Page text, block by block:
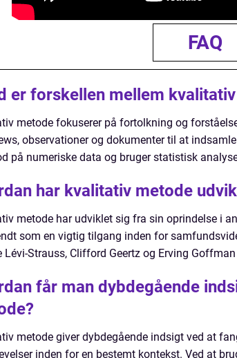
FAQ
er forskellen mellem
metode fokuserer på fortolkning og
observationer og dokumenter til at
på numeriske data og bruger statistisk
har kvalitativ metode
metode har udviklet sig fra sin oprindelse i
som en vigtig tilgang inden for
Lévi-Strauss, Clifford Geertz og Erving
får man dybdegående
metode giver dybdegående indsigt ved at
inden for en bestemt kontekst. Ved at